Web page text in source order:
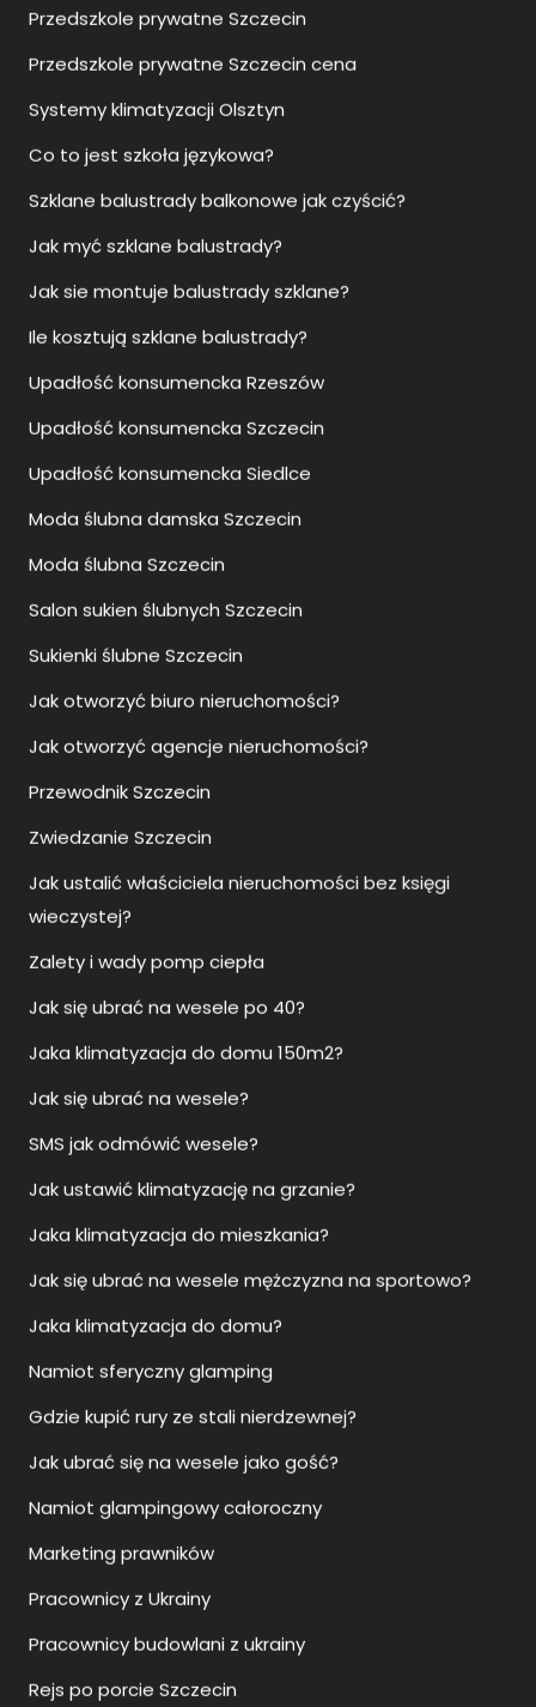
Co to jest szkoła językowa?
Szklane balustrady balkonowe jak czyścić?
Jak myć szklane balustrady?
Jak sie montuje balustrady szklane?
Ile kosztują szklane balustrady?
Upadłość konsumencka Rzeszów
Upadłość konsumencka Szczecin
Upadłość konsumencka Siedlce
Moda ślubna damska Szczecin
Moda ślubna Szczecin
Salon sukien ślubnych Szczecin
Sukienki ślubne Szczecin
Jak otworzyć biuro nieruchomości?
Jak otworzyć agencje nieruchomości?
Przewodnik Szczecin
Zwiedzanie Szczecin
Jak ustalić właściciela nieruchomości bez księgi
wieczystej?
Zalety i wady pomp ciepła
Jak się ubrać na wesele po 40?
Jaka klimatyzacja do domu 150m2?
Jak się ubrać na wesele?
SMS jak odmówić wesele?
Jak ustawić klimatyzację na grzanie?
Jaka klimatyzacja do mieszkania?
Jak się ubrać na wesele mężczyzna na sportowo?
Jaka klimatyzacja do domu?
Namiot sferyczny glamping
Gdzie kupić rury ze stali nierdzewnej?
Jak ubrać się na wesele jako gość?
Namiot glampingowy całoroczny
Marketing prawników
Pracownicy z Ukrainy
Pracownicy budowlani z ukrainy
Rejs po porcie Szczecin
Rejsy na Bornholm skąd?
Animacje dla dzieci Łódź
Rejs statkiem Szczecin